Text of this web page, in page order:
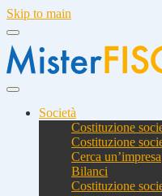
Skip to main
Società
Costituzione
Costituzione
Cerca un’impresa
Bilanci
Costituzione